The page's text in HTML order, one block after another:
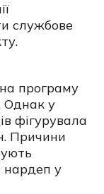
службове
програму
Однак у
фігурувала
Причини
нардеп у